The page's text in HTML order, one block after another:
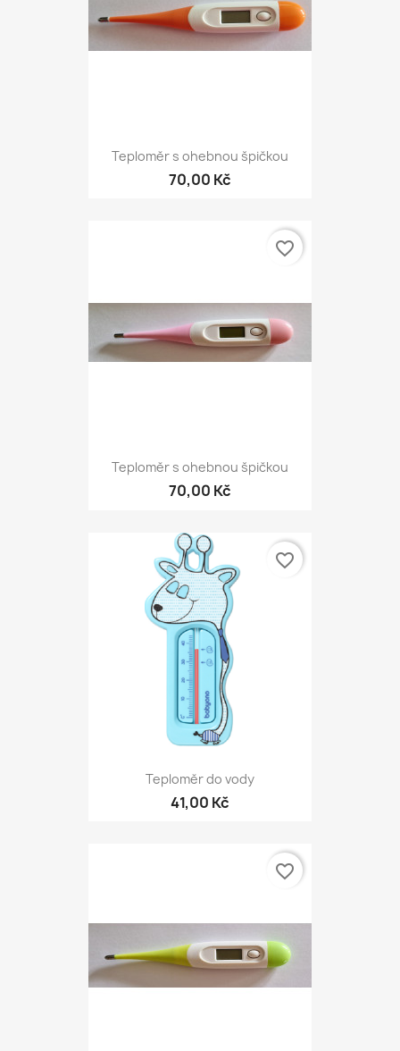
Teploměr s ohebnou špičkou
70,00 Kč
Teploměr s ohebnou špičkou
70,00 Kč
favorite_border
Teploměr do vody
41,00 Kč
favorite_border
favorite_border